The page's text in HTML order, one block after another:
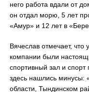
него работа вдали от
он отдал морю, 5 лет
«Амур» и 12 лет в
Вячеслав отмечает, что
компании были
спортивный зал и
здесь нашлись минусы:
области, Тындинском